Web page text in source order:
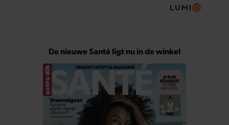
De nieuwe Santé ligt nu in de winkel